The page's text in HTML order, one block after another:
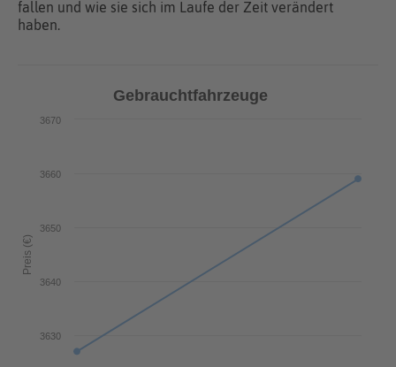
fallen und wie sie sich im Laufe der Zeit verändert
haben.
Preis (€)
Gebrauchtfahrzeuge
3630
3640
3650
3660
3670